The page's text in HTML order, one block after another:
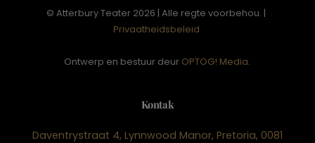
© Atterbury Teater 2026 | Alle regte voorbehou. |
Privaatheidsbeleid
Ontwerp en bestuur deur OPTOG! Media.
Kontak
Daventrystraat 4, Lynnwood Manor, Pretoria, 0081